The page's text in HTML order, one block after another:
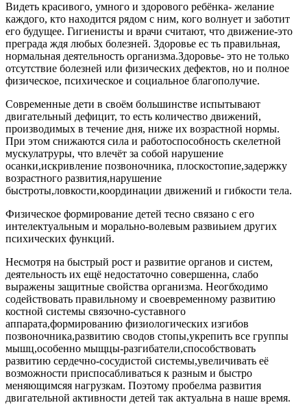
Видеть красивого, умного и здорового ребёнка- желание
каждого, кто находится рядом с ним, кого волнует и заботит
его будущее. Гигиенисты и врачи считают, что движение-это
преграда ждя любых болезней. Здоровье ес ть правильная,
нормальная деятельность организма.Здоровье- это не только
отсутствие болезней или физических дефектов, но и полное
физическое, психическое и социальное благополучие.
Современные дети в своём большинстве испытывают
двигательный дефицит, то есть количество движений,
производимых в течение дня, ниже их возрастной нормы.
При этом снижаются сила и работоспособность скелетной
мускулатруры, что влечёт за собой нарушение
осанки,искривление позвоночника, плоскостопие,задержку
возрастного развития,нарушение
быстроты,ловкости,координации движений и гибкости тела.
Физическое формирование детей тесно связано с его
интелектуальным и морально-волевым развиьием других
психических функций.
Несмотря на быстрый рост и развитие органов и систем,
деятельность их ещё недостаточно совершенна, слабо
выражены защитные свойства организма. Неогбходимо
содействовать правильному и своевременному развитию
костной системы связочно-суставного
аппарата,формированию физиологических изгибов
позвоночника,развитию сводов стопы,укрепить все группы
мышц,особенно мыщцы-разгибатели,способствовать
развитию сердечно-сосудистой системы,увеличивать её
возможности приспосабливаться к разным и быстро
меняющимсяя нагрузкам. Поэтому пробелма развития
двигательной активности детей так актуальна в наше время.